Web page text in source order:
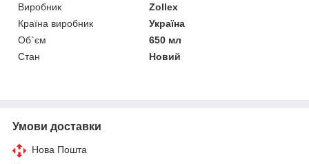
Виробник
Zollex
Країна виробник
Україна
Об`єм
650 мл
Стан
Новий
Умови доставки
Нова Пошта